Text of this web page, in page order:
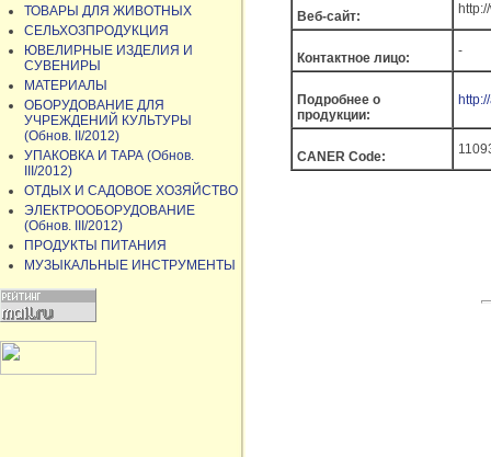
Веб-сайт:
Контактное лицо: -
Подробнее о
продукции:
CANER Code:
ТОВАРЫ ДЛЯ ЖИВОТНЫХ
СЕЛЬХОЗПРОДУКЦИЯ
ЮВЕЛИРНЫЕ ИЗДЕЛИЯ И
СУВЕНИРЫ
МАТЕРИАЛЫ
ОБОРУДОВАНИЕ ДЛЯ
УЧРЕЖДЕНИЙ КУЛЬТУРЫ
(Обнов. II/2012)
УПАКОВКА И ТАРА (Обнов.
III/2012)
ОТДЫХ И САДОВОЕ ХОЗЯЙСТВО
ЭЛЕКТРООБОРУДОВАНИЕ
(Обнов. III/2012)
ПРОДУКТЫ ПИТАНИЯ
МУЗЫКАЛЬНЫЕ ИНСТРУМЕНТЫ